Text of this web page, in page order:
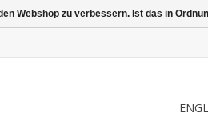
Webshop zu verbessern. Ist das in